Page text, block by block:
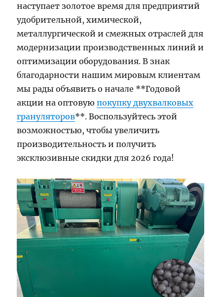
наступает золотое время для предприятий
удобрительной, химической,
металлургической и смежных отраслей для
модернизации производственных линий и
оптимизации оборудования. В знак
благодарности нашим мировым клиентам
мы рады объявить о начале **Годовой
акции на оптовуюпокупку двухвалковых
грануляторов**. Воспользуйтесь этой
возможностью, чтобы увеличить
производительность и получить
эксклюзивные скидки для 2026 года!